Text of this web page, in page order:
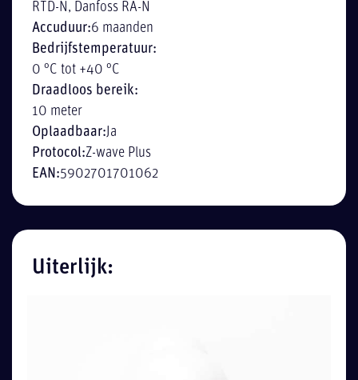
RTD-N, Danfoss RA-N
Accuduur:6 maanden
Bedrijfstemperatuur:
0 °C tot +40 °C
Draadloos bereik:
10 meter
Oplaadbaar:Ja
Protocol:Z-wave Plus
EAN:5902701701062
Uiterlijk: